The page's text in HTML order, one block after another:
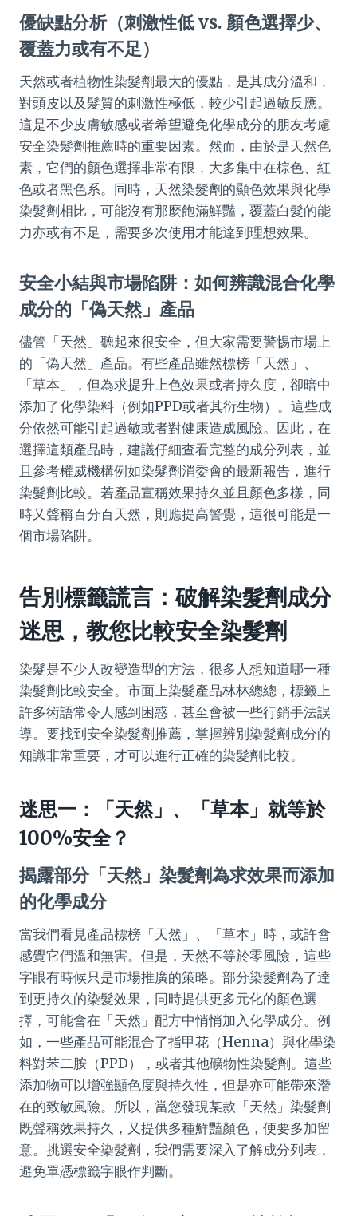
優缺點分析（刺激性低 vs. 顏色選擇少、
覆蓋力或有不足）
天然或者植物性染髮劑最大的優點，是其成分溫和，
對頭皮以及髮質的刺激性極低，較少引起過敏反應。
這是不少皮膚敏感或者希望避免化學成分的朋友考慮
安全染髮劑推薦時的重要因素。然而，由於是天然色
素，它們的顏色選擇非常有限，大多集中在棕色、紅
色或者黑色系。同時，天然染髮劑的顯色效果與化學
染髮劑相比，可能沒有那麼飽滿鮮豔，覆蓋白髮的能
力亦或有不足，需要多次使用才能達到理想效果。
安全小結與市場陷阱：如何辨識混合化學
成分的「偽天然」產品
儘管「天然」聽起來很安全，但大家需要警惕市場上
的「偽天然」產品。有些產品雖然標榜「天然」、
「草本」，但為求提升上色效果或者持久度，卻暗中
添加了化學染料（例如PPD或者其衍生物）。這些成
分依然可能引起過敏或者對健康造成風險。因此，在
選擇這類產品時，建議仔細查看完整的成分列表，並
且參考權威機構例如染髮劑消委會的最新報告，進行
染髮劑比較。若產品宣稱效果持久並且顏色多樣，同
時又聲稱百分百天然，則應提高警覺，這很可能是一
個市場陷阱。
告別標籤謊言：破解染髮劑成分
迷思，教您比較安全染髮劑
染髮是不少人改變造型的方法，很多人想知道哪一種
染髮劑比較安全。市面上染髮產品林林總總，標籤上
許多術語常令人感到困惑，甚至會被一些行銷手法誤
導。要找到安全染髮劑推薦，掌握辨別染髮劑成分的
知識非常重要，才可以進行正確的染髮劑比較。
迷思一：「天然」、「草本」就等於
100%安全？
揭露部分「天然」染髮劑為求效果而添加
的化學成分
當我們看見產品標榜「天然」、「草本」時，或許會
感覺它們溫和無害。但是，天然不等於零風險，這些
字眼有時候只是市場推廣的策略。部分染髮劑為了達
到更持久的染髮效果，同時提供更多元化的顏色選
擇，可能會在「天然」配方中悄悄加入化學成分。例
如，一些產品可能混合了指甲花（Henna）與化學染
料對苯二胺（PPD），或者其他礦物性染髮劑。這些
添加物可以增強顯色度與持久性，但是亦可能帶來潛
在的致敏風險。所以，當您發現某款「天然」染髮劑
既聲稱效果持久，又提供多種鮮豔顏色，便要多加留
意。挑選安全染髮劑，我們需要深入了解成分列表，
避免單憑標籤字眼作判斷。